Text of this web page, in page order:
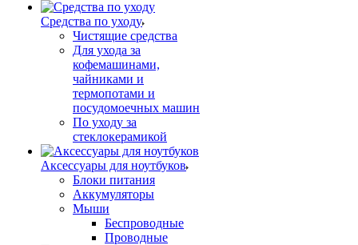
Средства по уходу
Чистящие средства
Для ухода за
кофемашинами,
чайниками и
термопотами и
посудомоечных машин
По уходу за
стеклокерамикой
Аксессуары для ноутбуков
Блоки питания
Аккумуляторы
Мыши
Беспроводные
Проводные